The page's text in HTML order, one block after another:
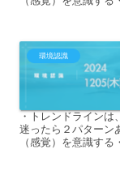
環境認識
・トレンドライン
迷ったら２パターン
（感覚）を意識す